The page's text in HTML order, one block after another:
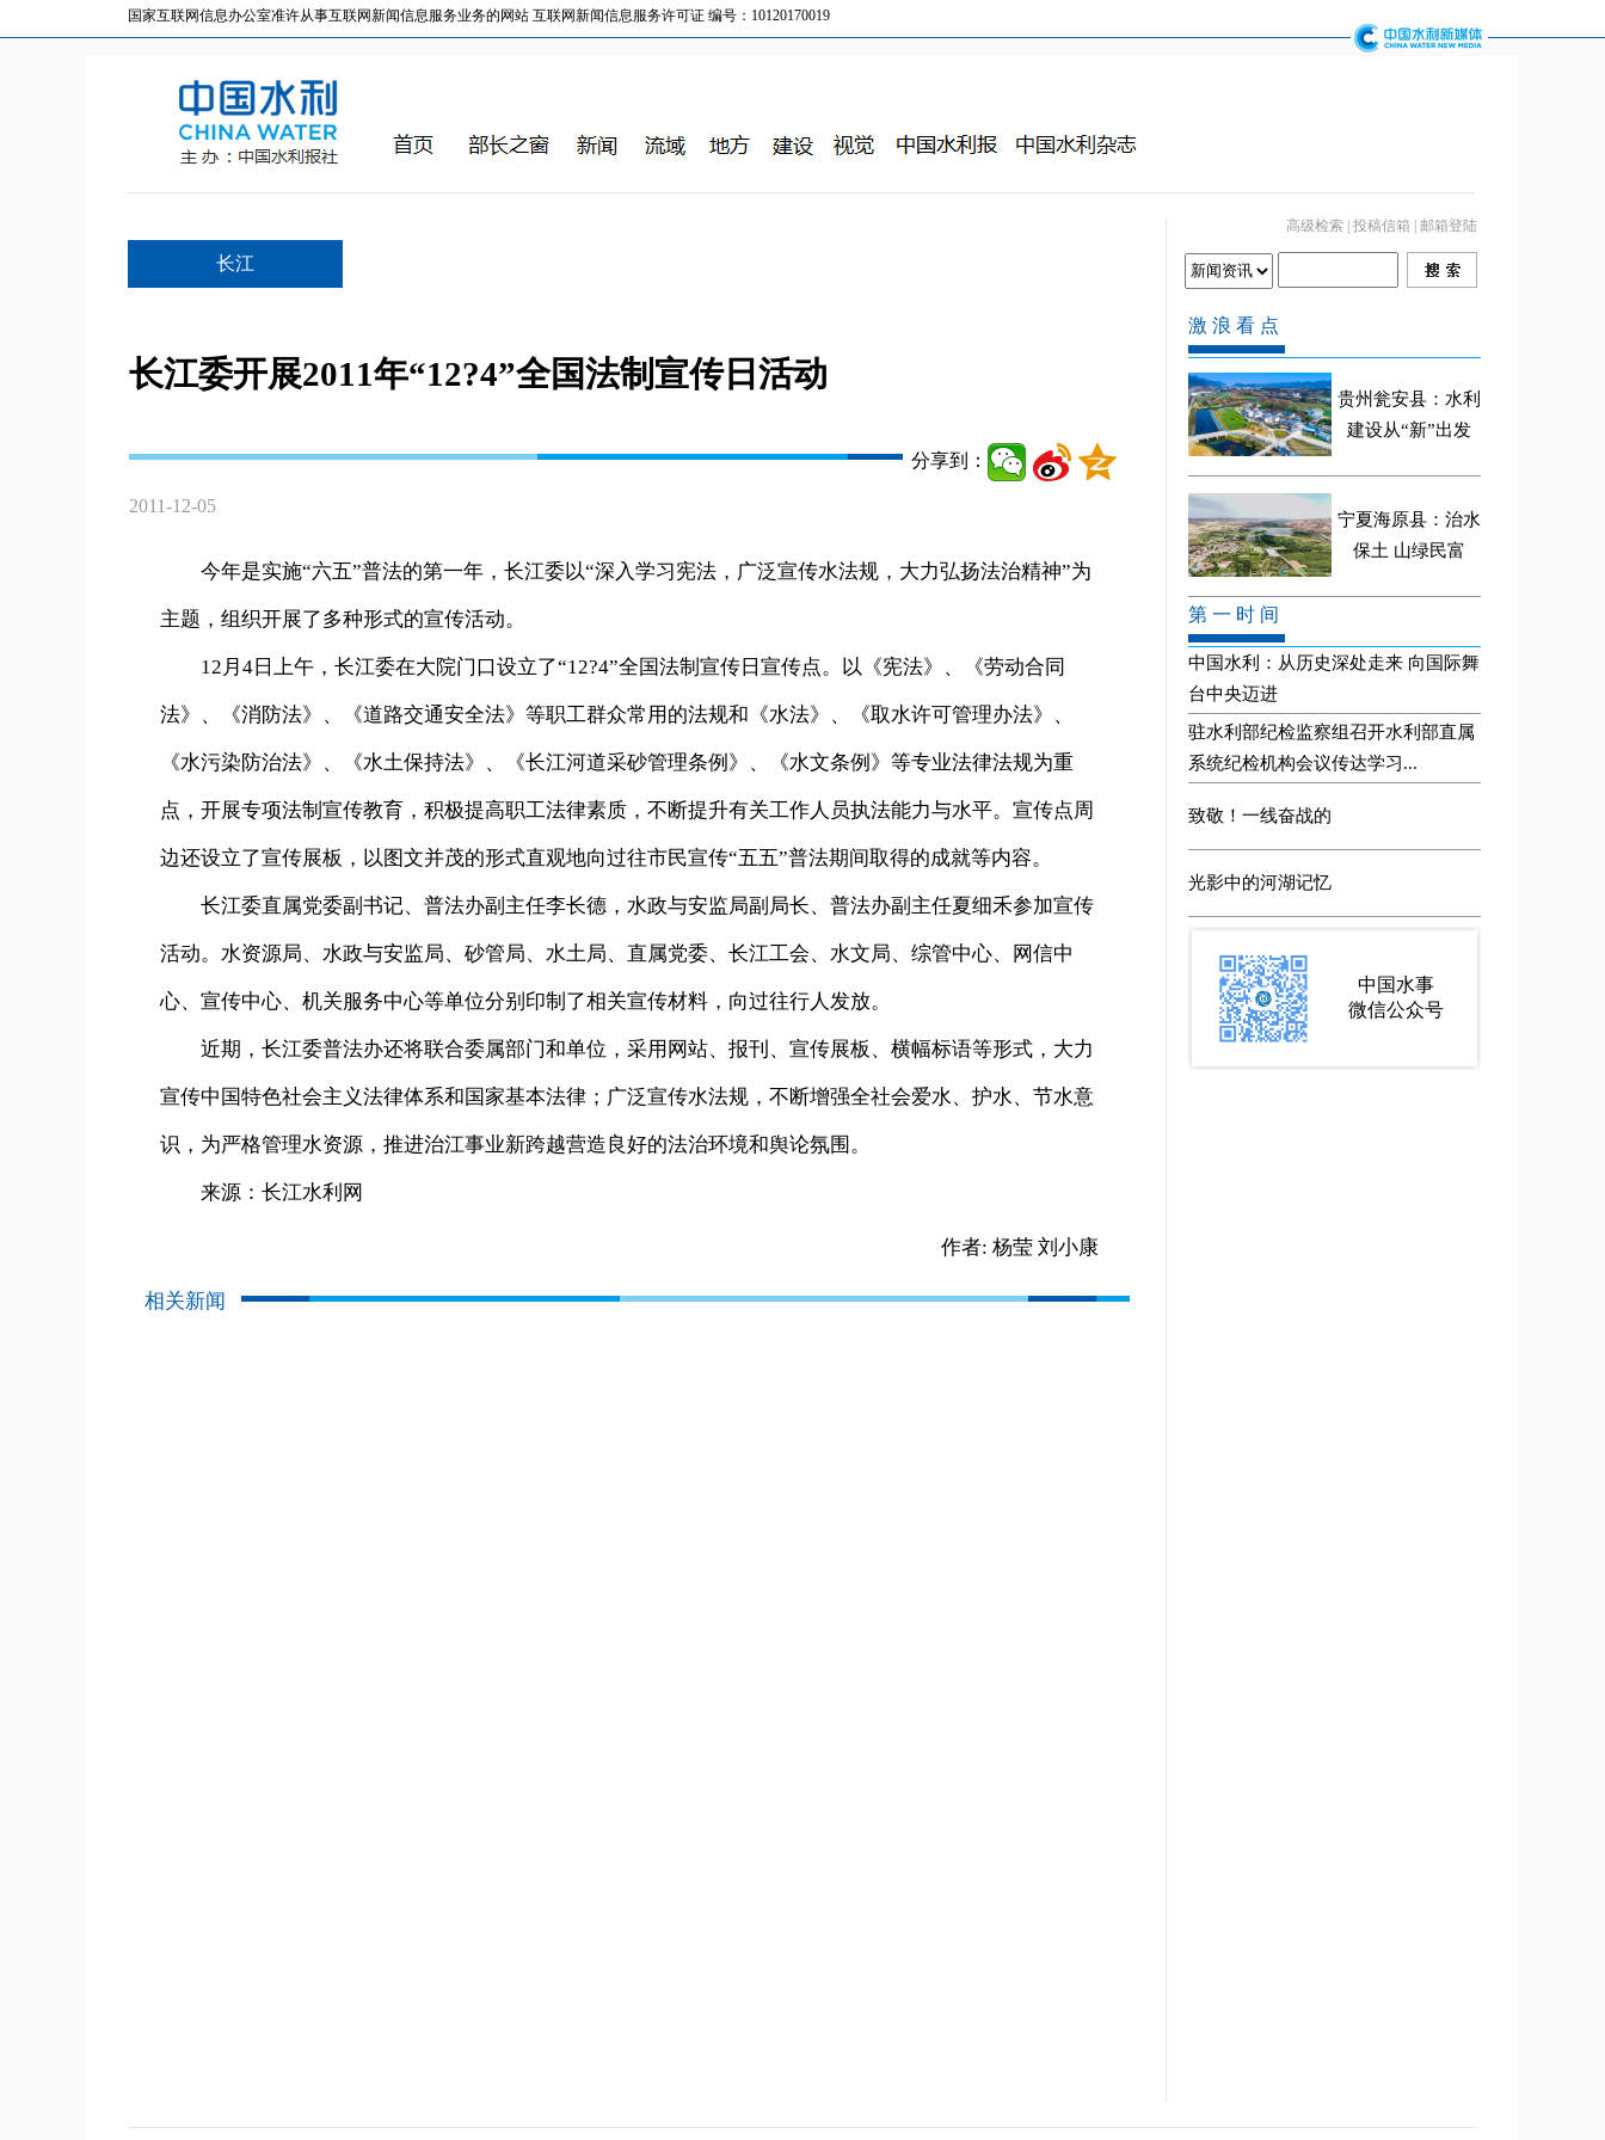
国家互联网信息办公室准许从事互联网新闻信息服务业务的网站 互联网新闻信息服务许可证 编号：10120170019
长江
高级检索 投稿信箱 邮箱登陆
长江委开展2011年“12?4”全国法制宣传日活动
分享到：
2011-12-05
今年是实施“六五”普法的第一年，长江委以“深入学习宪法，广泛宣传水法规，大力弘扬法治精神”为
主题，组织开展了多种形式的宣传活动。
12月4日上午，长江委在大院门口设立了“12?4”全国法制宣传日宣传点。以《宪法》、《劳动合同
法》、《消防法》、《道路交通安全法》等职工群众常用的法规和《水法》、《取水许可管理办法》、
《水污染防治法》、《水土保持法》、《长江河道采砂管理条例》、《水文条例》等专业法律法规为重
点，开展专项法制宣传教育，积极提高职工法律素质，不断提升有关工作人员执法能力与水平。宣传点周
边还设立了宣传展板，以图文并茂的形式直观地向过往市民宣传“五五”普法期间取得的成就等内容。
长江委直属党委副书记、普法办副主任李长德，水政与安监局副局长、普法办副主任夏细禾参加宣传
活动。水资源局、水政与安监局、砂管局、水土局、直属党委、长江工会、水文局、综管中心、网信中
心、宣传中心、机关服务中心等单位分别印制了相关宣传材料，向过往行人发放。
近期，长江委普法办还将联合委属部门和单位，采用网站、报刊、宣传展板、横幅标语等形式，大力
宣传中国特色社会主义法律体系和国家基本法律；广泛宣传水法规，不断增强全社会爱水、护水、节水意
识，为严格管理水资源，推进治江事业新跨越营造良好的法治环境和舆论氛围。
来源：长江水利网
作者: 杨莹 刘小康
相关新闻